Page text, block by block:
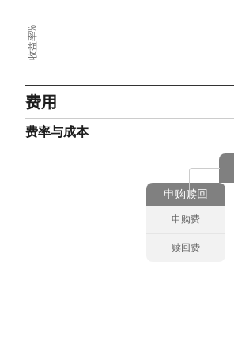
收益率%
费用
费率与成本
申购赎回
申购费
赎回费